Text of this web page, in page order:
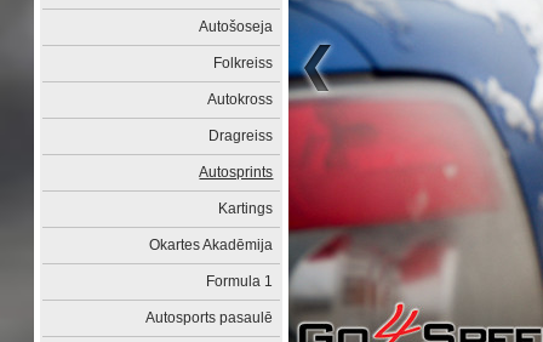
Autošoseja
Folkreiss
Autokross
Dragreiss
Autosprints
Kartings
Okartes Akadēmija
Formula 1
Autosports pasaulē